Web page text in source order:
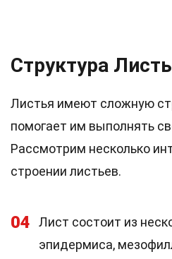
Структура
Листья имеют сложную
помогает им выполнять
Рассмотрим несколько
строении листьев.
04
Лист состоит из
эпидермиса,